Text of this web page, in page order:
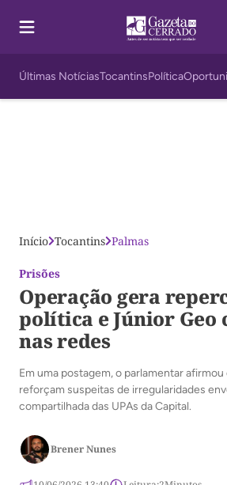
Últimas NotíciasTocantinsPolítica
Início Tocantins Palmas
Prisões
Operação gera
política e Júnior Geo
nas redes
Em uma postagem, o parlamentar afirmou
reforçam suspeitas de irregularidades
compartilhada das UPAs da Capital.
Brener Nunes